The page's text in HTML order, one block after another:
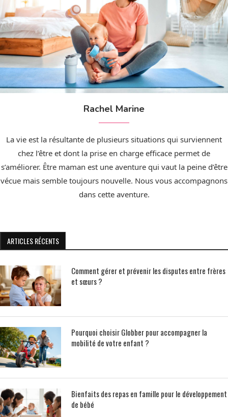
Rachel Marine
La vie est la résultante de plusieurs situations qui surviennent
chez l’être et dont la prise en charge efficace permet de
s’améliorer. Être maman est une aventure qui vaut la peine d’être
vécue mais semble toujours nouvelle. Nous vous accompagnons
dans cette aventure.
ARTICLES RÉCENTS
Comment gérer et prévenir les disputes entre frères
et sœurs ?
Pourquoi choisir Globber pour accompagner la
mobilité de votre enfant ?
Bienfaits des repas en famille pour le développement
de bébé